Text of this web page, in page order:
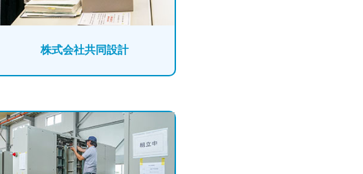
株式会社共同設計